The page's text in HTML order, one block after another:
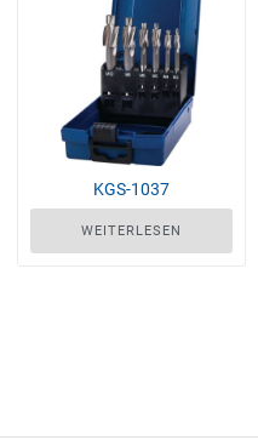
KGS-1037
WEITERLESEN